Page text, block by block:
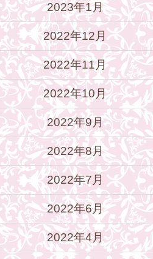
2023年1月
2022年12月
2022年11月
2022年10月
2022年9月
2022年8月
2022年7月
2022年6月
2022年4月